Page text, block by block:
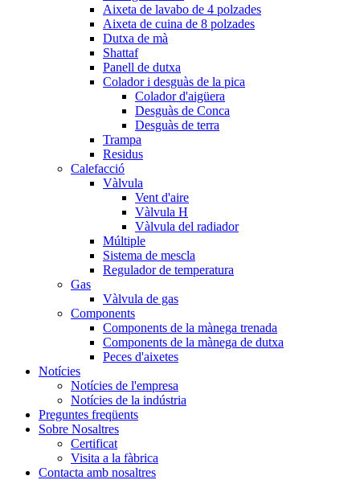
Aixeta de lavabo de 4 polzades
Aixeta de cuina de 8 polzades
Dutxa de mà
Shattaf
Panell de dutxa
Colador i desguàs de la pica
Colador d'aigüera
Desguàs de Conca
Desguàs de terra
Trampa
Residus
Calefacció
Vàlvula
Vent d'aire
Vàlvula H
Vàlvula del radiador
Múltiple
Sistema de mescla
Regulador de temperatura
Gas
Vàlvula de gas
Components
Components de la mànega trenada
Components de la mànega de dutxa
Peces d'aixetes
Notícies
Notícies de l'empresa
Notícies de la indústria
Preguntes freqüents
Sobre Nosaltres
Certificat
Visita a la fàbrica
Contacta amb nosaltres